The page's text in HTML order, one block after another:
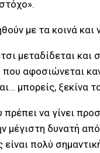
με τα κοινά
μεταδίδεται
αφοσιώνεται
μπορείς, ξεκίνα
να γίνει
δυνατή
πολύ